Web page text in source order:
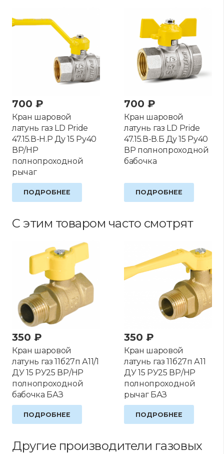
700 ₽
Кран шаровой
латунь газ LD Pride
47.15.В-Н.Р Ду 15 Ру40
ВР/НР
полнопроходной
рычаг
ПОДРОБНЕЕ
700 ₽
Кран шаровой
латунь газ LD Pride
47.15.В-В.Б Ду 15 Ру40
ВР полнопроходной
бабочка
ПОДРОБНЕЕ
С этим товаром часто смотрят
350 ₽
Кран шаровой
латунь газ 11б27п А11/1
ДУ 15 РУ25 ВР/НР
полнопроходной
бабочка БАЗ
ПОДРОБНЕЕ
350 ₽
Кран шаровой
латунь газ 11б27п А11
ДУ 15 РУ25 ВР/НР
полнопроходной
рычаг БАЗ
ПОДРОБНЕЕ
Другие производители газовых